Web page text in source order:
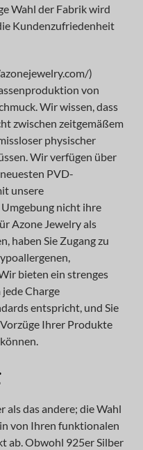
Wahl der Fabrik wird
Kundenzufriedenheit
)
von
Wir wissen, dass
zwischen zeitgemäßem
physischer
Wir verfügen über
PVD-
unsere
nicht ihre
Azone Jewelry als
haben Sie Zugang zu
bieten ein strenges
Charge
entspricht, und Sie
Ihrer Produkte
als das andere; die Wahl
von Ihren funktionalen
ab. Obwohl 925er Silber